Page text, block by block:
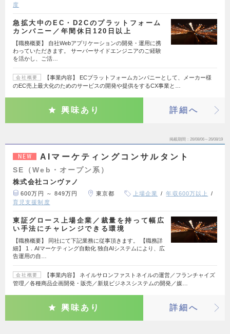
度
急拡大中のEC・D2Cのプラットフォーム
カンパニー／年間休日120日以上
【職務概要】 自社Webアプリケーションの開発・運用に携
わっていただきます。 サーバーサイドエンジニアのご経験
を活かし、ご活…
会社概要
【事業内容】 ECプラットフォームカンパニーとして、メーカー様
のEC売上最大化のためのサービスの開発や提供をするCX事業と…
興味あり 詳細へ
掲載期間 26/08/06～26/08/19
NEW AIマーケティングコンサルタント
SE（Web・オープン系）
株式会社コンヴァノ
600万円 ～ 849万円 東京都 上場企業
年収600万以上
育児支援制度
東証グロース上場企業／裁量を持って幅広
い手法にチャレンジできる環境
【職務概要】 同社にて下記業務に従事頂きます。 【職務詳
細】 1．AIマーケティング自動化 独自AIシステムにより、広
告運用の自…
会社概要
【事業内容】 ネイルサロンファストネイルの運営／フランチャイズ
管理／各種商品企画開発・販売／新規ビジネスシステムの開発／媒…
興味あり 詳細へ